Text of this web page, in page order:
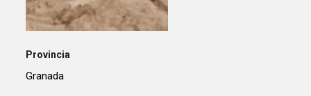
Provincia
Granada